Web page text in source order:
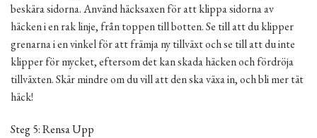
beskära sidorna. Använd häcksaxen för att klippa sidorna av
häcken i en rak linje, från toppen till botten. Se till att du klipper
grenarna i en vinkel för att främja ny tillväxt och se till att du inte
klipper för mycket, eftersom det kan skada häcken och fördröja
tillväxten. Skär mindre om du vill att den ska växa in, och bli mer tät
häck!
Steg 5: Rensa Upp